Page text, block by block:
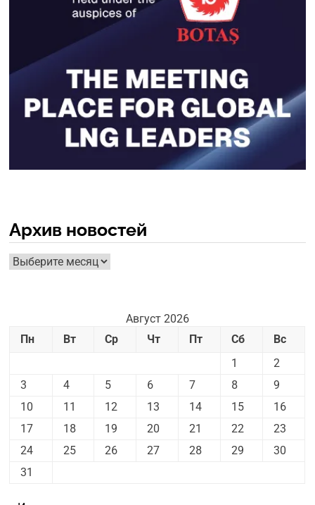
Архив новостей
Архив
новостей
Август 2026
Пн
Вт Ср Чт Пт Сб
Вс
1
2
3
4 5 6 7 8
9
10
11 12 13 14 15
16
17
18 19 20 21 22
23
24
25 26 27 28 29
30
31